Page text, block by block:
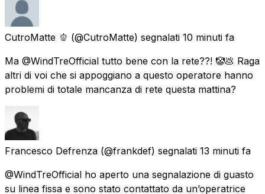
CutroMatte 🫑 (@CutroMatte) segnalati 10 minuti fa
Ma @WindTreOfficial tutto bene con la rete??! 🤡💩 Raga
altri di voi che si appoggiano a questo operatore hanno
problemi di totale mancanza di rete questa mattina?
Francesco Defrenza (@frankdef) segnalati 13 minuti fa
@WindTreOfficial ho aperto una segnalazione di guasto
su linea fissa e sono stato contattato da un’operatrice